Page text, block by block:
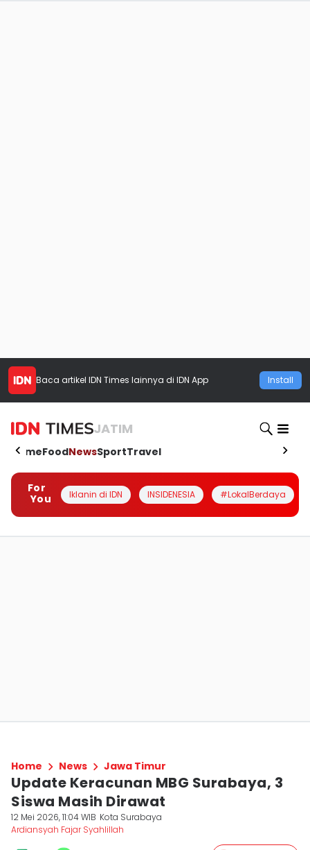
Baca artikel IDN Times lainnya di IDN App Install
JATIM
HomeFoodNewsSportTravel
For
You
Iklanin di IDN INSIDENESIA #LokalBerdaya
Home News Jawa Timur
Update Keracunan MBG Surabaya, 3
Siswa Masih Dirawat
12 Mei 2026, 11:04 WIB Kota Surabaya
Ardiansyah Fajar Syahlillah